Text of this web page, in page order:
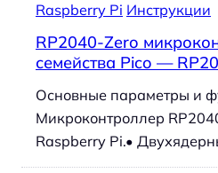
Raspberry Pi Инструкции
RP2040-Zero
семейства Pico —
Основные параметры и
Микроконтроллер
Raspberry Pi.•